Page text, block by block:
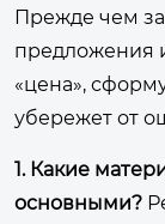
Прежде чем
предложения
«цена»,
убережет от
1. Какие
основными?